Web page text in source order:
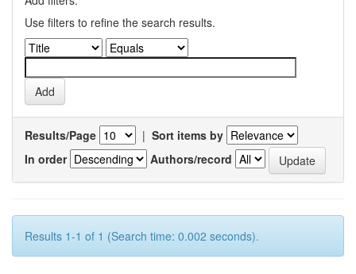
Use filters to refine the search results.
Results/Page | Sort items by
In order
Authors/record
Results 1-1 of 1 (Search time: 0.002 seconds).